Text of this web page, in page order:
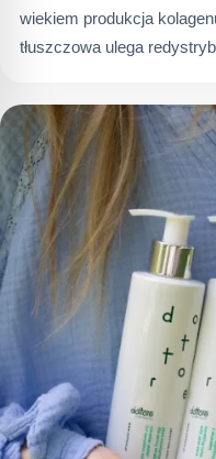
wiekiem produkcja
tłuszczowa ulega